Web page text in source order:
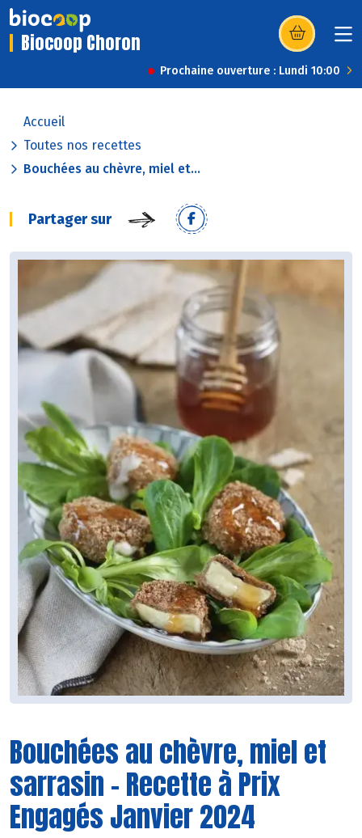
Biocoop Choron (s’ouvre dans
Prochaine ouverture : Lundi 10:00
Accueil
Toutes nos recettes
Bouchées au chèvre, miel et...
Partager sur
Bouchées au chèvre, miel et
sarrasin - Recette à Prix
Engagés Janvier 2024